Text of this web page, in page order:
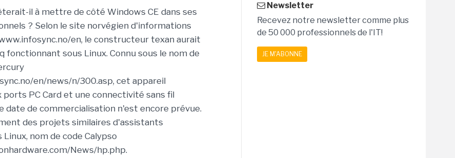
il à mettre de côté Windows CE dans ses
? Selon le site norvégien d'informations
en, le constructeur texan aurait
fonctionnant sous Linux. Connu sous le nom de
en/news/n/300.asp, cet appareil
PC Card et une connectivité sans fil
date de commercialisation n'est encore prévue.
des projets similaires d'assistants
nom de code Calypso
News/hp.php.
Newsletter
Recevez notre newsletter comme plus
de 50 000 professionnels de l'IT!
JE M'ABONNE